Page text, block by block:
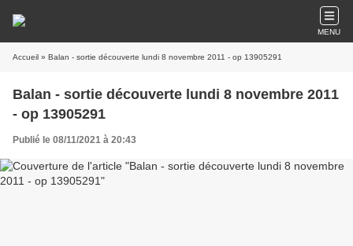
MENU
Accueil » Balan - sortie découverte lundi 8 novembre 2011 - op 13905291
Balan - sortie découverte lundi 8 novembre 2011
- op 13905291
Publié le 08/11/2021 à 20:43